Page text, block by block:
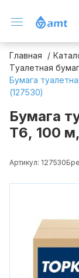
Главная
Туалетная
Бумага
(127530)
Бумага
Т6, 100
Артикул: 127530